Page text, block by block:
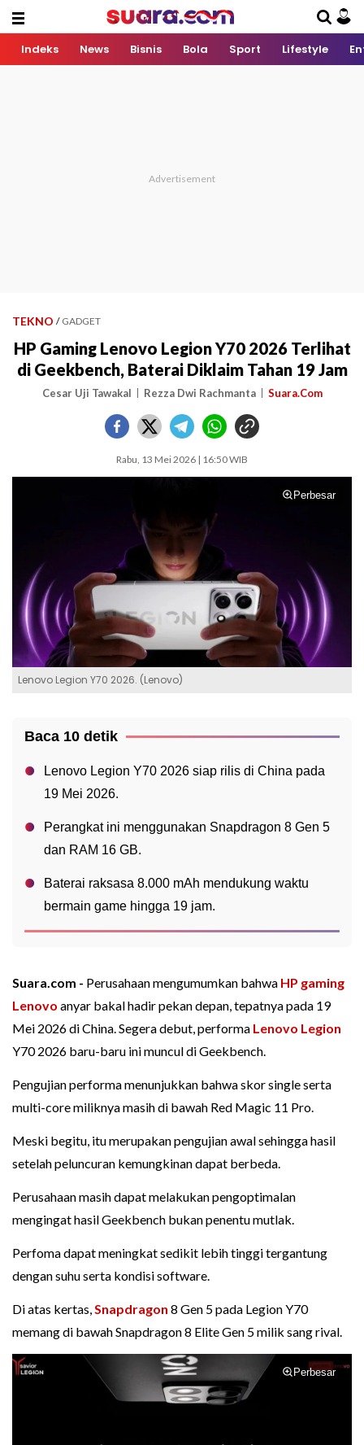
Indeks News Bisnis Bola Sport Lifestyle
TEKNO / GADGET
HP Gaming Lenovo Legion Y70 2026 Terlihat
di Geekbench, Baterai Diklaim Tahan 19 Jam
Cesar Uji Tawakal Rezza Dwi Rachmanta Suara.Com
Rabu, 13 Mei 2026 | 16:50 WIB
Perbesar
Lenovo Legion Y70 2026. (Lenovo)
Baca 10 detik
Lenovo Legion Y70 2026 siap rilis di China pada
19 Mei 2026.
Perangkat ini menggunakan Snapdragon 8 Gen 5
dan RAM 16 GB.
Baterai raksasa 8.000 mAh mendukung waktu
bermain game hingga 19 jam.
Suara.com - Perusahaan mengumumkan bahwa HP gaming
Lenovo anyar bakal hadir pekan depan, tepatnya pada 19
Mei 2026 di China. Segera debut, performa Lenovo Legion
Y70 2026 baru-baru ini muncul di Geekbench.
Pengujian performa menunjukkan bahwa skor single serta
multi-core miliknya masih di bawah Red Magic 11 Pro.
Meski begitu, itu merupakan pengujian awal sehingga hasil
setelah peluncuran kemungkinan dapat berbeda.
Perusahaan masih dapat melakukan pengoptimalan
mengingat hasil Geekbench bukan penentu mutlak.
Perfoma dapat meningkat sedikit lebih tinggi tergantung
dengan suhu serta kondisi software.
Di atas kertas,Snapdragon 8 Gen 5 pada Legion Y70
memang di bawah Snapdragon 8 Elite Gen 5 milik sang rival.
Perbesar